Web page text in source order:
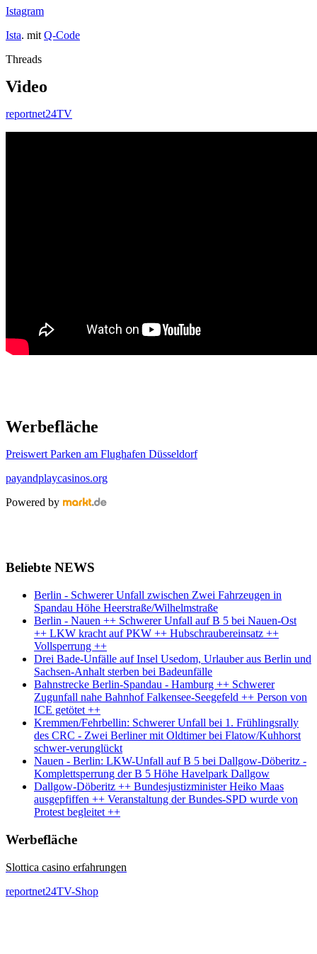
Istagram
Ista. mit Q-Code
Threads
Video
reportnet24TV
Werbefläche
Preiswert Parken am Flughafen Düsseldorf
payandplaycasinos.org
Powered by
Beliebte NEWS
Berlin - Schwerer Unfall zwischen Zwei Fahrzeugen in
Spandau Höhe Heerstraße/Wilhelmstraße
Berlin - Nauen ++ Schwerer Unfall auf B 5 bei Nauen-Ost
++ LKW kracht auf PKW ++ Hubschraubereinsatz ++
Vollsperrung ++
Drei Bade-Unfälle auf Insel Usedom, Urlauber aus Berlin und
Sachsen-Anhalt sterben bei Badeunfälle
Bahnstrecke Berlin-Spandau - Hamburg ++ Schwerer
Zugunfall nahe Bahnhof Falkensee-Seegefeld ++ Person von
ICE getötet ++
Kremmen/Fehrbellin: Schwerer Unfall bei 1. Frühlingsrally
des CRC - Zwei Berliner mit Oldtimer bei Flatow/Kuhhorst
schwer-verunglückt
Nauen - Berlin: LKW-Unfall auf B 5 bei Dallgow-Döberitz -
Komplettsperrung der B 5 Höhe Havelpark Dallgow
Dallgow-Döberitz ++ Bundesjustizminister Heiko Maas
ausgepfiffen ++ Veranstaltung der Bundes-SPD wurde von
Protest begleitet ++
Werbefläche
Slottica casino erfahrungen
reportnet24TV-Shop